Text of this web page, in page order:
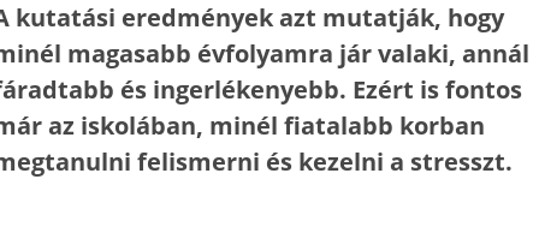
kutatási eredmények azt mutatják, hogy
magasabb évfolyamra jár valaki, annál
és ingerlékenyebb. Ezért is fontos
az iskolában, minél fiatalabb korban
felismerni és kezelni a stresszt.